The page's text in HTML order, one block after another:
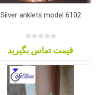
Silver anklets model 6102
قیمت تماس بگیرید